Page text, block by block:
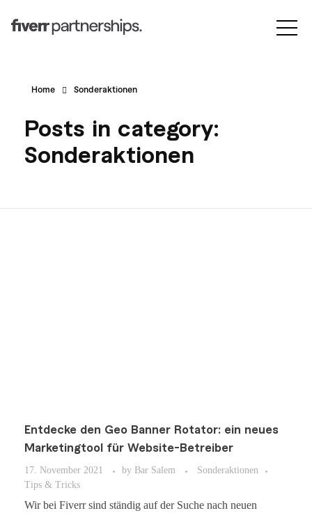
Home Sonderaktionen
Posts in category:
Sonderaktionen
Entdecke den Geo Banner Rotator: ein neues
Marketingtool für Website-Betreiber
17. November 2021
by Bar Salem
Sonderaktionen
Tips & Tricks
Wir bei Fiverr sind ständig auf der Suche nach neuen